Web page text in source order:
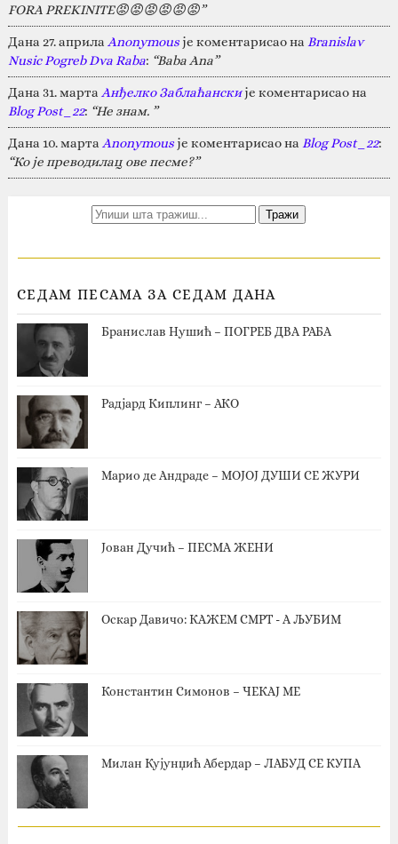
FORA PREKINITE😡😡😡😡😡😡”
Дана 27. априла Anonymousје коментарисао на Branislav
Nusic Pogreb Dva Raba: “Baba Ana”
Дана 31. марта Анђелко Заблаћанскије коментарисао на
Blog Post_22: “Не знам. ”
Дана 10. марта Anonymousје коментарисао на Blog Post_22:
“Ко је преводилац ове песме?”
СЕДАМ ПЕСАМА ЗА СЕДАМ ДАНА
Бранислав Нушић – ПОГРЕБ ДВА РАБА
Радјард Киплинг – АКО
Марио де Андраде – МОЈОЈ ДУШИ СЕ ЖУРИ
Јован Дучић – ПЕСМА ЖЕНИ
Оскар Давичо‎: КАЖЕМ СМРТ - А ЉУБИМ
Константин Симонов – ЧЕКАЈ МЕ
Милан Кујунџић Абердар – ЛАБУД СЕ КУПА